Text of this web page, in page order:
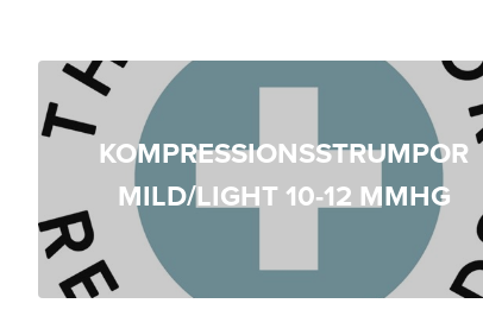
KOMPRESSIONSSTRUMPOR
MILD/LIGHT 10-12 MMHG